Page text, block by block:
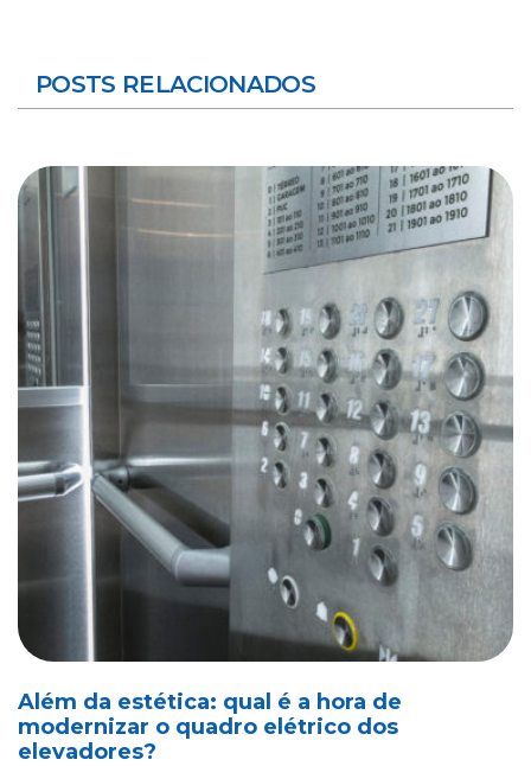
POSTS RELACIONADOS
Além da estética: qual é a hora de
modernizar o quadro elétrico dos
elevadores?